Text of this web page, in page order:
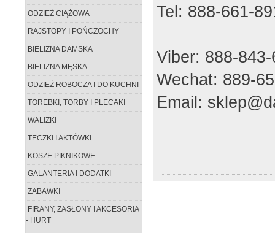
ODZIEŻ CIĄŻOWA
RAJSTOPY I POŃCZOCHY
BIELIZNA DAMSKA
BIELIZNA MĘSKA
ODZIEŻ ROBOCZA I DO KUCHNI
TOREBKI, TORBY I PLECAKI
WALIZKI
TECZKI I AKTÓWKI
KOSZE PIKNIKOWE
GALANTERIA I DODATKI
ZABAWKI
FIRANY, ZASŁONY I AKCESORIA
- HURT
Tel: 888-661-
Viber: 888-
Wechat: 889-
Email: